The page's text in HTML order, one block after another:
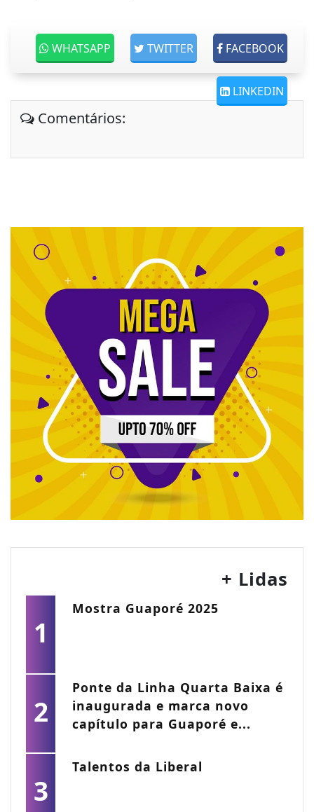
FACEBOOK
TWITTER
WHATSAPP
LINKEDIN
Comentários:
+ Lidas
1
Mostra Guaporé 2025
2
Ponte da Linha Quarta Baixa é
inaugurada e marca novo
capítulo para Guaporé e...
3
Talentos da Liberal